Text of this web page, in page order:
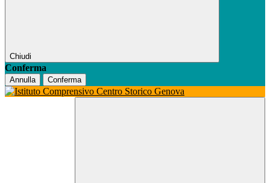
Chiudi
Conferma
Annulla Conferma